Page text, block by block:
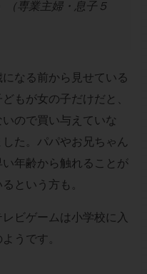
（専業主婦・息子５
なる前から見せている
もが女の子だけだと、
ので買い与えていな
た。パパやお兄ちゃん
年齢から触れることが
という方も。
ビゲームは小学校に入
うです。